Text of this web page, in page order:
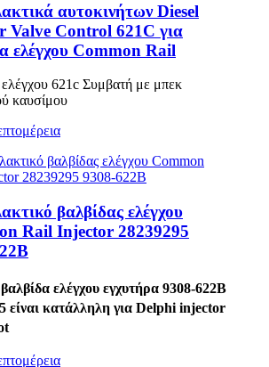
αυτοκινήτων Diesel
Valve Control 621C για
ελέγχου Common Rail
621c Συμβατή με μπεκ
καυσίμου
βαλβίδας ελέγχου
Rail Injector 28239295
ελέγχου εγχυτήρα 9308-622B
είναι κατάλληλη για Delphi injector